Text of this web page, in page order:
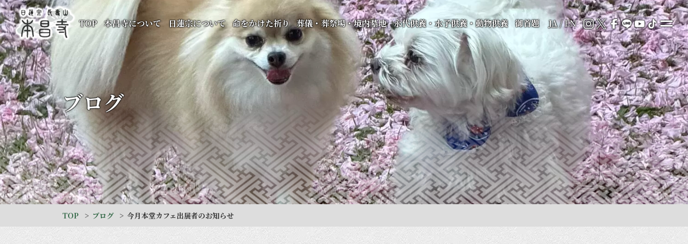
TOP 本昌寺について 日蓮宗について 命をかけた祈り 葬儀・葬祭場・境内墓地 永代供養・水子供養・動物供養 御首題 JA/EN
ブログ
TOP ブログ 今月本堂カフェ出展者のお知らせ